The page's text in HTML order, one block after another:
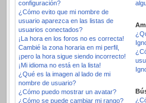
configuración?
¿Cómo evito que mi nombre de
usuario aparezca en las listas de
usuarios conectados?
¡La hora en los foros no es correcta!
Cambié la zona horaria en mi perfil,
¡pero la hora sigue siendo incorrecto!
¡Mi idioma no está en la lista!
¿Qué es la imagen al lado de mi
nombre de usuario?
¿Cómo puedo mostrar un avatar?
¿Cómo se puede cambiar mi rango?